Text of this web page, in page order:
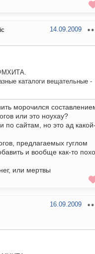
14.09.2009
каталоги вещательные -
морочился
или это ноухау?
по сайтам, но это ад
предлагаемых гуглом
и вообще как-то
или мертвы
16.09.2009